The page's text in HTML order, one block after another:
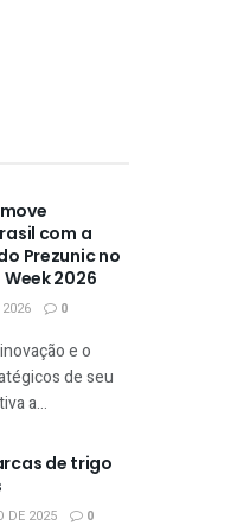
com a
Prezunic no
2026
0
e o
de seu
a...
de trigo
DE 2025 0